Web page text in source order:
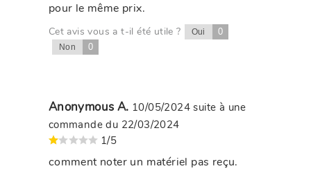
pour le même prix.
Cet avis vous a t-il été utile ? Oui 0
Non 0
Anonymous A. 10/05/2024 suite à une
commande du 22/03/2024
1/5
comment noter un matériel pas reçu.